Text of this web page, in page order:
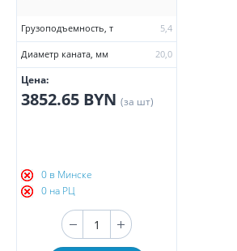
Грузоподъемность, т 5,4
Диаметр каната, мм 20,0
Цена:
3852.65 BYN (за шт)
0 в Минске
0 на РЦ